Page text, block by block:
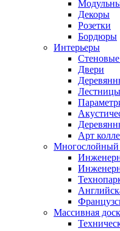
Декоры
Розетки
Бордюры
Интерьеры
Стеновые
Двери
Лестницы
Арт
Многослойный
Массивная